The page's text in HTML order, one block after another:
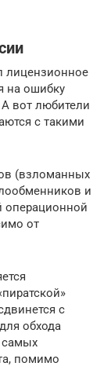
лицензионное
на ошибку
А вот любители
с такими
(взломанных
и
операционной
от
с
обхода
самых
помимо